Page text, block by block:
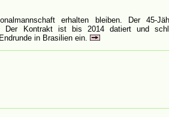
erhalten bleiben. Der 45-
Der Kontrakt ist bis 2014 datiert und
in Brasilien ein.